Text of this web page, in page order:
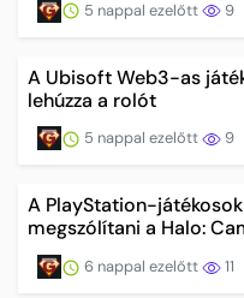
5 nappal ezelőtt 9
A Ubisoft Web3-as
lehúzza a rolót
5 nappal ezelőtt 9
A PlayStation-
megszólítani a Halo:
6 nappal ezelőtt 11